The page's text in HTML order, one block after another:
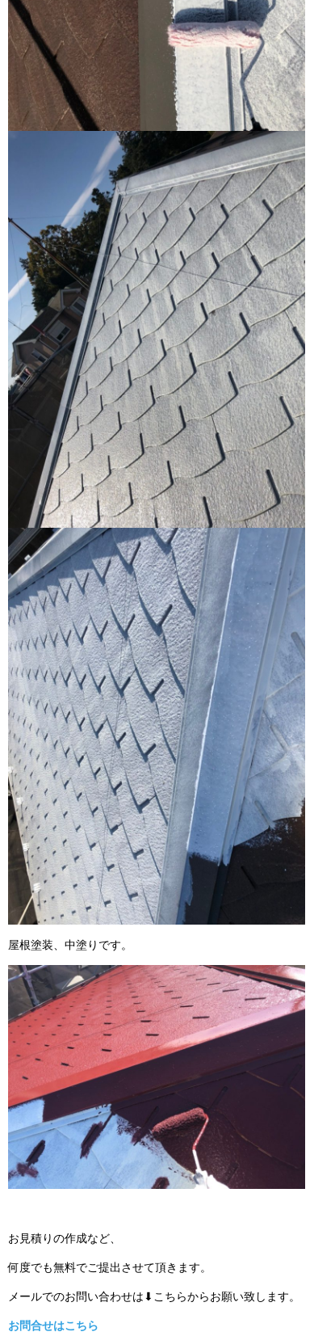
屋根塗装、中塗りです。
お見積りの作成など、
何度でも無料でご提出させて頂きます。
メールでのお問い合わせは⬇こちらからお願い致します。
お問合せはこちら